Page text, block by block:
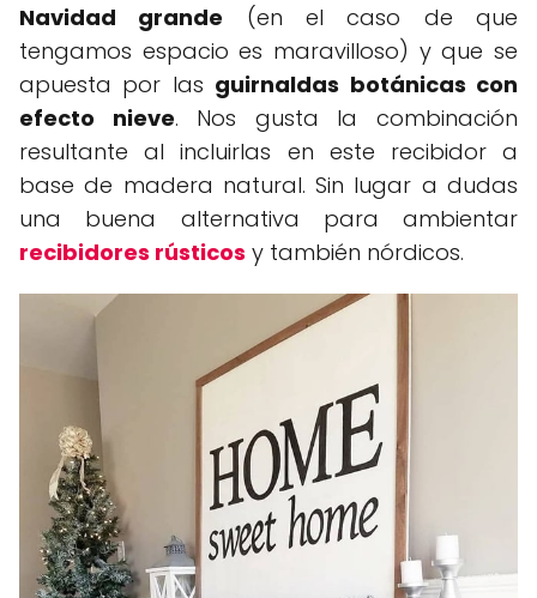
Navidad grande (en el caso de que
tengamos espacio es maravilloso) y que se
apuesta por las guirnaldas botánicas con
efecto nieve. Nos gusta la combinación
resultante al incluirlas en este recibidor a
base de madera natural. Sin lugar a dudas
una buena alternativa para ambientar
recibidores rústicos y también nórdicos.